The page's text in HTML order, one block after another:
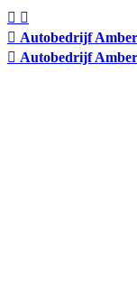
Autobedrijf
Autobedrijf